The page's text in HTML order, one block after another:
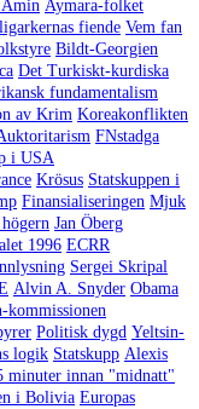
Amin Aymara-folket
fiende Vem fan
Bildt-Georgien
Det Turkiskt-kurdiska
fundamentalism
av Krim Koreakonflikten
FNstadga
i USA
Krösus Statskuppen i
Finansialiseringen Mjuk
Jan Öberg
1996 ECRR
Sergei Skripal
Alvin A. Snyder Obama
kommissionen
Politisk dygd Yeltsin-
logik Statskupp Alexis
minuter innan "midnatt"
i Bolivia Europas